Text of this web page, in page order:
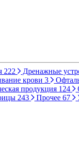
222 Дренажные
крови 3
продукция 124
243 Прочее 67